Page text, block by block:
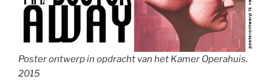
Poster ontwerp in opdracht van het Kamer Operahuis.
2015